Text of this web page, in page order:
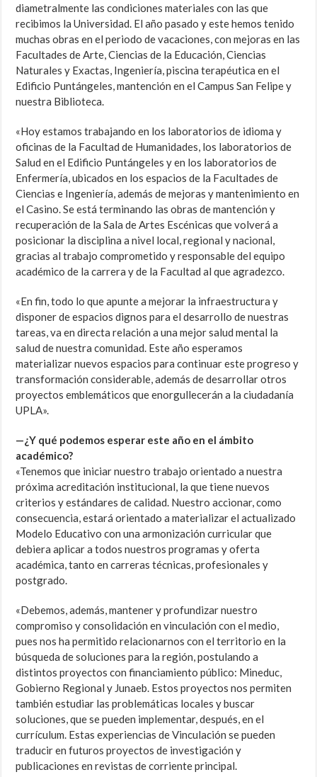
diametralmente las condiciones materiales con las que
recibimos la Universidad. El año pasado y este hemos tenido
muchas obras en el periodo de vacaciones, con mejoras en las
Facultades de Arte, Ciencias de la Educación, Ciencias
Naturales y Exactas, Ingeniería, piscina terapéutica en el
Edificio Puntángeles, mantención en el Campus San Felipe y
nuestra Biblioteca.
«Hoy estamos trabajando en los laboratorios de idioma y
oficinas de la Facultad de Humanidades, los laboratorios de
Salud en el Edificio Puntángeles y en los laboratorios de
Enfermería, ubicados en los espacios de la Facultades de
Ciencias e Ingeniería, además de mejoras y mantenimiento en
el Casino. Se está terminando las obras de mantención y
recuperación de la Sala de Artes Escénicas que volverá a
posicionar la disciplina a nivel local, regional y nacional,
gracias al trabajo comprometido y responsable del equipo
académico de la carrera y de la Facultad al que agradezco.
«En fin, todo lo que apunte a mejorar la infraestructura y
disponer de espacios dignos para el desarrollo de nuestras
tareas, va en directa relación a una mejor salud mental la
salud de nuestra comunidad. Este año esperamos
materializar nuevos espacios para continuar este progreso y
transformación considerable, además de desarrollar otros
proyectos emblemáticos que enorgullecerán a la ciudadanía
UPLA».
—¿Y qué podemos esperar este año en el ámbito
académico?
«Tenemos que iniciar nuestro trabajo orientado a nuestra
próxima acreditación institucional, la que tiene nuevos
criterios y estándares de calidad. Nuestro accionar, como
consecuencia, estará orientado a materializar el actualizado
Modelo Educativo con una armonización curricular que
debiera aplicar a todos nuestros programas y oferta
académica, tanto en carreras técnicas, profesionales y
postgrado.
«Debemos, además, mantener y profundizar nuestro
compromiso y consolidación en vinculación con el medio,
pues nos ha permitido relacionarnos con el territorio en la
búsqueda de soluciones para la región, postulando a
distintos proyectos con financiamiento público: Mineduc,
Gobierno Regional y Junaeb. Estos proyectos nos permiten
también estudiar las problemáticas locales y buscar
soluciones, que se pueden implementar, después, en el
currículum. Estas experiencias de Vinculación se pueden
traducir en futuros proyectos de investigación y
publicaciones en revistas de corriente principal.